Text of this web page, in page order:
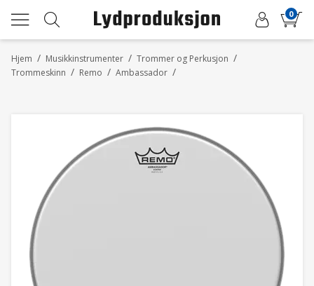
0
/
Hjem /
Musikkinstrumenter /
Trommer og Perkusjon
/
Trommeskinn /
Remo /
Ambassador